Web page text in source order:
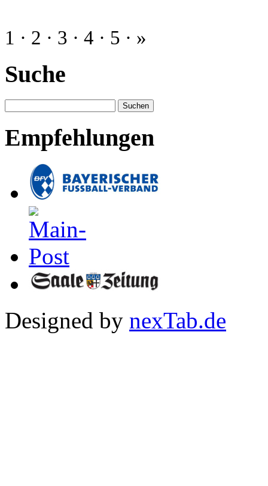
1 · 2 · 3 · 4 · 5 · »
Suche
Empfehlungen
Designed by nexTab.de